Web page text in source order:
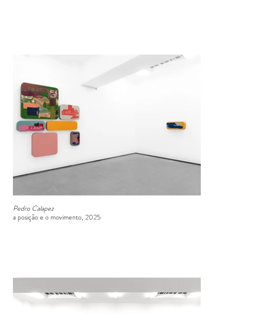
Pedro Calapez
a posição e o movimento, 2025